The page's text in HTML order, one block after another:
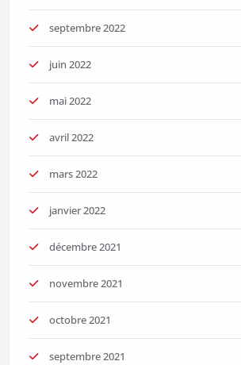
septembre 2022
juin 2022
mai 2022
avril 2022
mars 2022
janvier 2022
décembre 2021
novembre 2021
octobre 2021
septembre 2021